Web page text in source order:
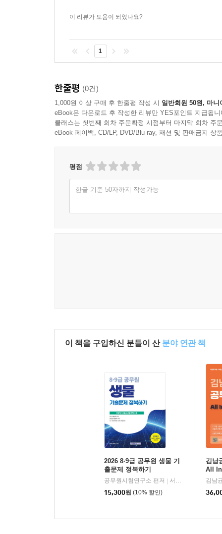
이 리뷰가 도움이 되었나요?
1
한줄평 (0건)
1,000원 이상 구매 후 한줄평 작성 시 일반회원 50원, 마니
eBook은 다운로드 후 작성한 리뷰만 YES포인트 지급됩니
클래스는 첫번째 회차 주문확정 시점부터 마지막 회차 주
eBook 페이백, CD/LP, DVD/Blu-ray, 패션 및 판매금지 상
평점
한글 기준 50자까지 작성가능
이 책을 구입하신 분들이 산 분야 연관 책
2026 8·9급 공무원 생물 기
출문제 정복하기
공무원시험연구소 편저
서원각
15,300원 (10% 할인)
김남
All
론)
김남